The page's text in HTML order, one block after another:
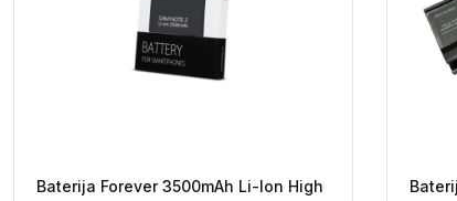
Baterija Forever 3500mAh Li-Ion High